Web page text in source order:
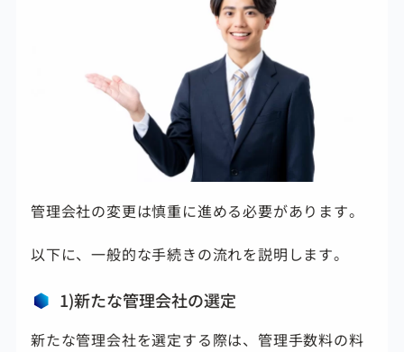
管理会社の変更は慎重に進める必要があります。
以下に、一般的な手続きの流れを説明します。
1)新たな管理会社の選定
新たな管理会社を選定する際は、管理手数料の料